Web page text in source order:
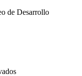
de Desarrollo